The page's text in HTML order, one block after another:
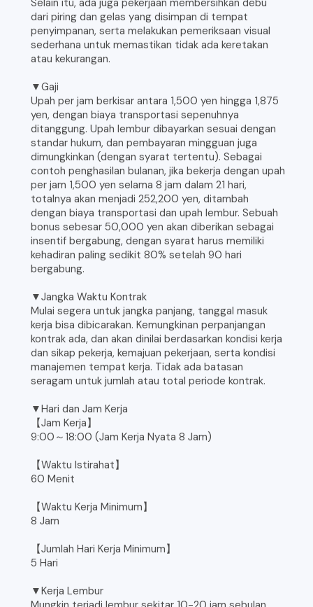
dari piring dan gelas yang disimpan di tempat
penyimpanan, serta melakukan pemeriksaan visual
sederhana untuk memastikan tidak ada keretakan
atau kekurangan.
▼Gaji
Upah per jam berkisar antara 1,500 yen hingga 1,875
yen, dengan biaya transportasi sepenuhnya
ditanggung. Upah lembur dibayarkan sesuai dengan
standar hukum, dan pembayaran mingguan juga
dimungkinkan (dengan syarat tertentu). Sebagai
contoh penghasilan bulanan, jika bekerja dengan upah
per jam 1,500 yen selama 8 jam dalam 21 hari,
totalnya akan menjadi 252,200 yen, ditambah
dengan biaya transportasi dan upah lembur. Sebuah
bonus sebesar 50,000 yen akan diberikan sebagai
insentif bergabung, dengan syarat harus memiliki
kehadiran paling sedikit 80% setelah 90 hari
bergabung.
▼Jangka Waktu Kontrak
Mulai segera untuk jangka panjang, tanggal masuk
kerja bisa dibicarakan. Kemungkinan perpanjangan
kontrak ada, dan akan dinilai berdasarkan kondisi kerja
dan sikap pekerja, kemajuan pekerjaan, serta kondisi
manajemen tempat kerja. Tidak ada batasan
seragam untuk jumlah atau total periode kontrak.
▼Hari dan Jam Kerja
【Jam Kerja】
9:00～18:00 (Jam Kerja Nyata 8 Jam)
【Waktu Istirahat】
60 Menit
【Waktu Kerja Minimum】
8 Jam
【Jumlah Hari Kerja Minimum】
5 Hari
▼Kerja Lembur